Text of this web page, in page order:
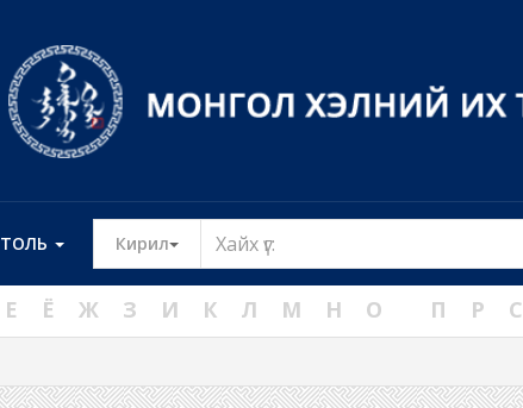
ТОЛЬ Кирил Toggle Dropdown
Е Ё Ж З И К Л М Н О П Р С